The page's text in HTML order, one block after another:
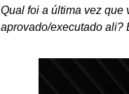
Qual foi a última vez que
aprovado/executado ali?